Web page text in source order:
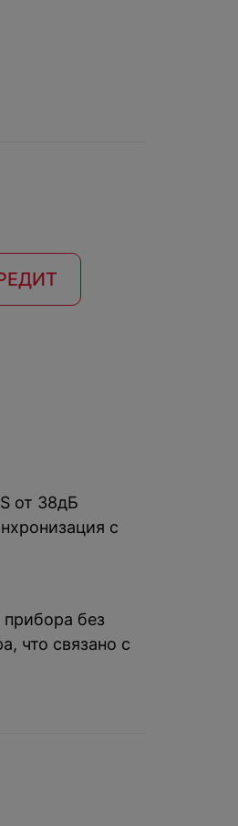
от 38дБ
с
без
что связано с